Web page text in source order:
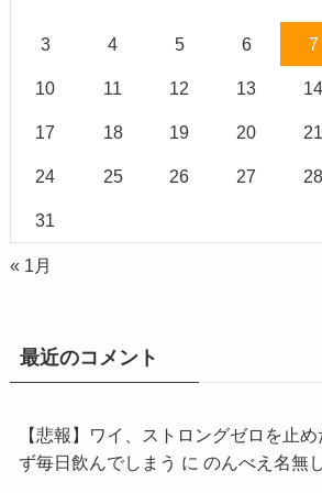
3 4 5 6 7
10 11 12 13 14
17 18 19 20 21
24 25 26 27 28
31
« 1月
最近のコメント
【悲報】ワイ、ストロングゼロを止
ず毎日飲んでしまう に のんべえ名無